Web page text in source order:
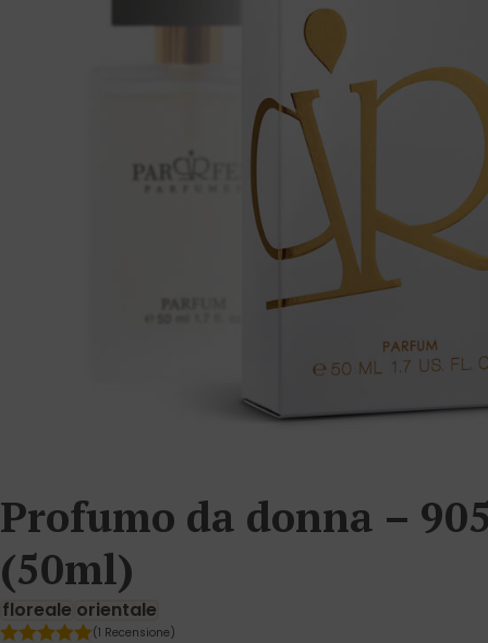
Profumo da donna –
(50ml)
floreale orientale
(1 Recensione)